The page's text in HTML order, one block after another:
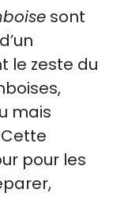
sont
le zeste du
mais
pour les